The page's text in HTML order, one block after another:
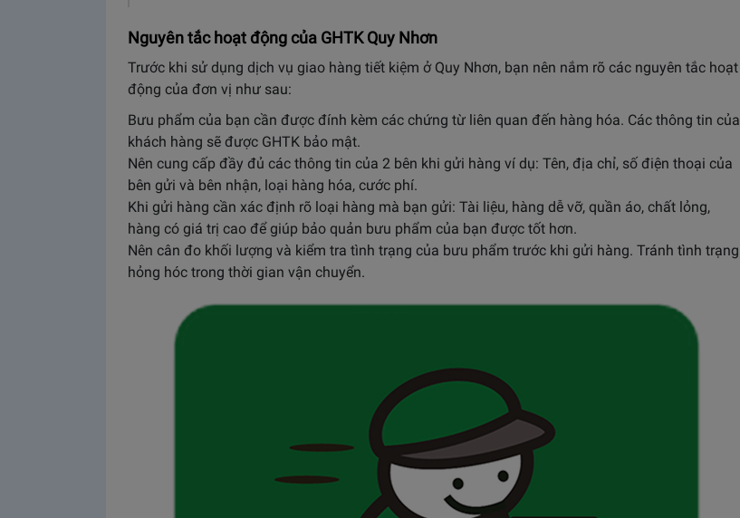
Nguyên tắc hoạt động của GHTK Quy Nhơn
Trước khi sử dụng dịch vụ giao hàng tiết kiệm ở Quy Nhơn, bạn nên nắm rõ các nguyên tắc hoạt
động của đơn vị như sau:
Bưu phẩm của bạn cần được đính kèm các chứng từ liên quan đến hàng hóa. Các thông tin của
khách hàng sẽ được GHTK bảo mật.
Nên cung cấp đầy đủ các thông tin của 2 bên khi gửi hàng ví dụ: Tên, địa chỉ, số điện thoại của
bên gửi và bên nhận, loại hàng hóa, cước phí.
Khi gửi hàng cần xác định rõ loại hàng mà bạn gửi: Tài liệu, hàng dễ vỡ, quần áo, chất lỏng,
hàng có giá trị cao để giúp bảo quản bưu phẩm của bạn được tốt hơn.
Nên cân đo khối lượng và kiểm tra tình trạng của bưu phẩm trước khi gửi hàng. Tránh tình trạng
hỏng hóc trong thời gian vận chuyển.